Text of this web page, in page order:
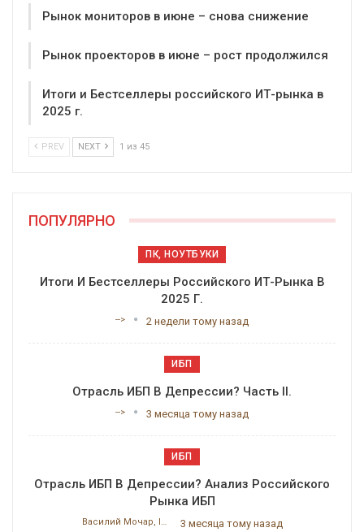
Рынок мониторов в июне – снова снижение
Рынок проекторов в июне – рост продолжился
Итоги и Бестселлеры российского ИТ-рынка в
2025 г.
PREV NEXT 1 из 45
ПОПУЛЯРНО
ПК, НОУТБУКИ
Итоги И Бестселлеры Российского ИТ-Рынка В
2025 Г.
--> 2 недели тому назад
ИБП
Отрасль ИБП В Депрессии? Часть II.
--> 3 месяца тому назад
ИБП
Отрасль ИБП В Депрессии? Анализ Российского
Рынка ИБП
Василий Мочар, ITResearch 3 месяца тому назад